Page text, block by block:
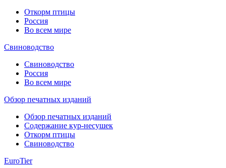
Откорм птицы
Россия
Во всем мире
Свиноводство
Свиноводство
Россия
Во всем мире
Обзор печатных изданий
Обзор печатных изданий
Содержание кур-несушек
Откорм птицы
Свиноводство
EuroTier